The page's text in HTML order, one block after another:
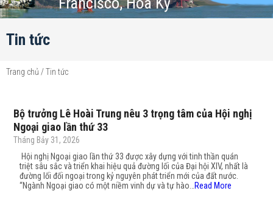
Tin tức
Trang chủ /Tin tức
Bộ trưởng Lê Hoài Trung nêu 3 trọng tâm của Hội nghị
Ngoại giao lần thứ 33
Tháng Bảy 31, 2026
Hội nghị Ngoại giao lần thứ 33 được xây dựng với tinh thần quán
triệt sâu sắc và triển khai hiệu quả đường lối của Đại hội XIV, nhất là
đường lối đối ngoại trong kỷ nguyên phát triển mới của đất nước.
“Ngành Ngoại giao có một niềm vinh dự và tự hào… Read More